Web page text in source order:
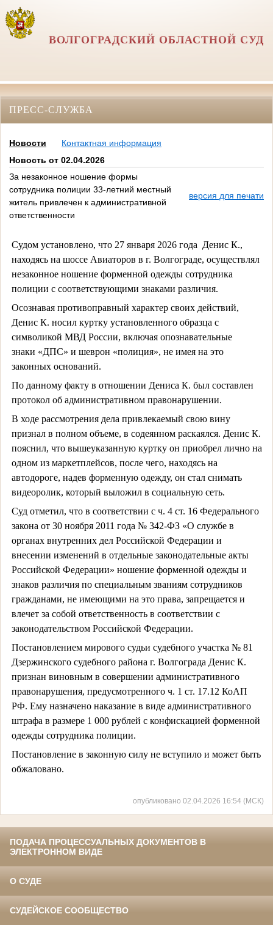
ВОЛГОГРАДСКИЙ ОБЛАСТНОЙ СУД
ПРЕСС-СЛУЖБА
Новости
Контактная информация
Новость от 02.04.2026
За незаконное ношение формы
сотрудника полиции 33-летний местный
житель привлечен к административной
ответственности
версия для печати
Судом установлено, что 27 января 2026 года Денис К.,
находясь на шоссе Авиаторов в г. Волгограде, осуществлял
незаконное ношение форменной одежды сотрудника
полиции с соответствующими знаками различия.
Осознавая противоправный характер своих действий,
Денис К. носил куртку установленного образца с
символикой МВД России, включая опознавательные
знаки «ДПС» и шеврон «полиция», не имея на это
законных оснований.
По данному факту в отношении Дениса К. был составлен
протокол об административном правонарушении.
В ходе рассмотрения дела привлекаемый свою вину
признал в полном объеме, в содеянном раскаялся. Денис К.
пояснил, что вышеуказанную куртку он приобрел лично на
одном из маркетплейсов, после чего, находясь на
автодороге, надев форменную одежду, он стал снимать
видеоролик, который выложил в социальную сеть.
Суд отметил, что в соответствии с ч. 4 ст. 16 Федерального
закона от 30 ноября 2011 года № 342-ФЗ «О службе в
органах внутренних дел Российской Федерации и
внесении изменений в отдельные законодательные акты
Российской Федерации» ношение форменной одежды и
знаков различия по специальным званиям сотрудников
гражданами, не имеющими на это права, запрещается и
влечет за собой ответственность в соответствии с
законодательством Российской Федерации.
Постановлением мирового судьи судебного участка № 81
Дзержинского судебного района г. Волгограда Денис К.
признан виновным в совершении административного
правонарушения, предусмотренного ч. 1 ст. 17.12 КоАП
РФ. Ему назначено наказание в виде административного
штрафа в размере 1 000 рублей с конфискацией форменной
одежды сотрудника полиции.
Постановление в законную силу не вступило и может быть
обжаловано.
опубликовано 02.04.2026 16:54 (МСК)
ПОДАЧА ПРОЦЕССУАЛЬНЫХ ДОКУМЕНТОВ В
ЭЛЕКТРОННОМ ВИДЕ
О СУДЕ
СУДЕЙСКОЕ СООБЩЕСТВО